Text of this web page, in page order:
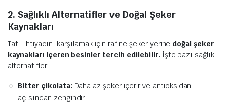
2. Sağlıklı Alternatifler ve Doğal Şeker
Kaynakları
Tatlı ihtiyacını karşılamak için rafine şeker yerine doğal şeker
kaynakları içeren besinler tercih edilebilir. İşte bazı sağlıklı
alternatifler:
Bitter çikolata: Daha az şeker içerir ve antioksidan
açısından zengindir.